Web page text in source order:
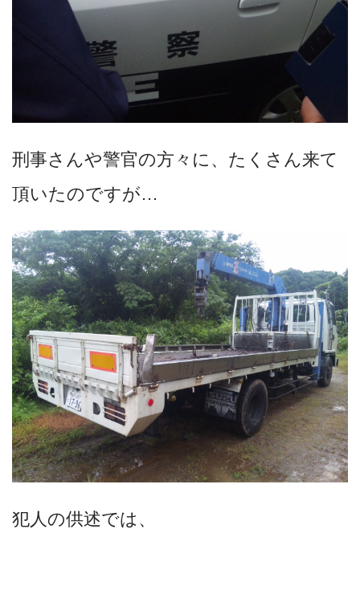
刑事さんや警官の方々に、たくさん来て
頂いたのですが…
犯人の供述では、